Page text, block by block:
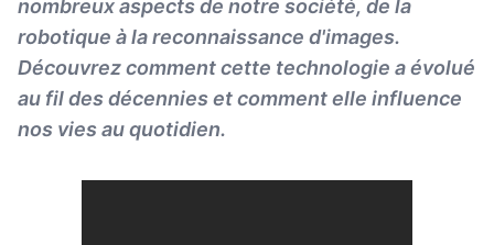
nombreux aspects de notre société, de la
robotique à la reconnaissance d'images.
Découvrez comment cette technologie a évolué
au fil des décennies et comment elle influence
nos vies au quotidien.